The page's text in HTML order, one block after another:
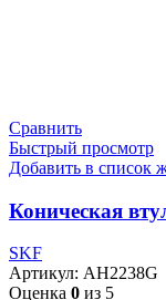
Сравнить
Быстрый просмотр
Добавить в список
Коническая
SKF
Артикул: AH2238G
Оценка 0 из 5